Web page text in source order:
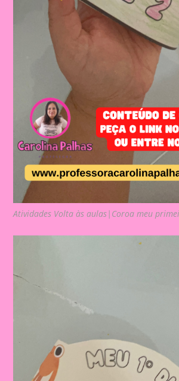
Atividades Volta às aulas|Coroa meu